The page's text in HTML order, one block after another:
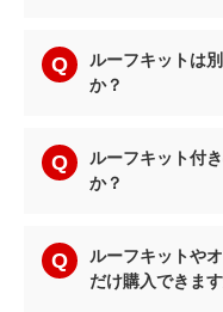
ルーフキットは
か？
ルーフキット付
か？
ルーフキットや
だけ購入できま